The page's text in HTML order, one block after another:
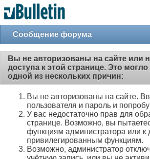
Сообщение форума
Вы не авторизованы на сайте или
доступа к этой странице. Это
одной из нескольких причин:
Вы не авторизованы на сайте.
пользователя и пароль и
У вас недостаточно прав для
странице. Возможно, вы
функциям администратора или к
привилегированным функциям.
Возможно, администратор